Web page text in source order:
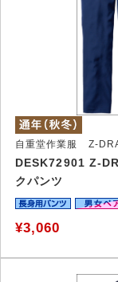
自重堂作業服 Z-
DESK72901 Z-
クパンツ
¥3,060